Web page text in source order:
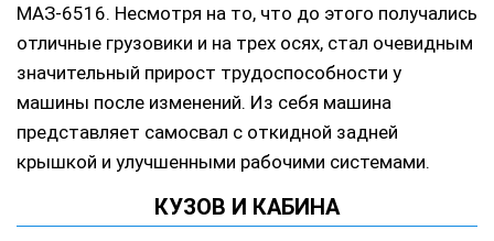
МАЗ-6516. Несмотря на то, что до этого получались
отличные грузовики и на трех осях, стал очевидным
значительный прирост трудоспособности у
машины после изменений. Из себя машина
представляет самосвал с откидной задней
крышкой и улучшенными рабочими системами.
КУЗОВ И КАБИНА